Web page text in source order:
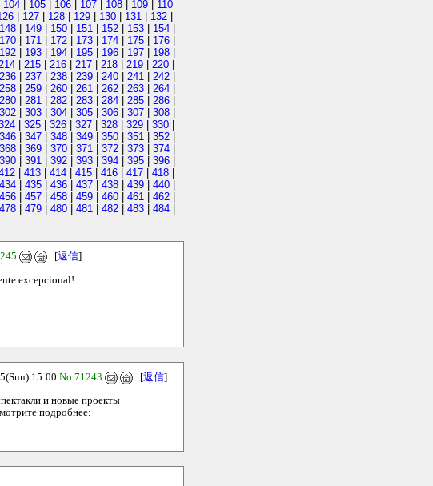
104 105 106 107 108 109
110
127 128 129 130 131 132
148 149 150 151 152 153 154
170 171 172 173 174 175 176
192 193 194 195 196 197 198
215 216 217 218 219 220
236 237 238 239 240 241 242
258 259 260 261 262 263 264
280 281 282 283 284 285 286
302 303 304 305 306 307 308
325 326 327 328 329 330
346 347 348 349 350 351 352
368 369 370 371 372 373 374
390 391 392 393 394 395 396
413 414 415 416 417 418
434 435 436 437 438 439 440
456 457 458 459 460 461 462
478 479 480 481 482 483 484
[返信]
excepcional!
15:00 No.71243 [返信]
и новые проекты
подробнее: